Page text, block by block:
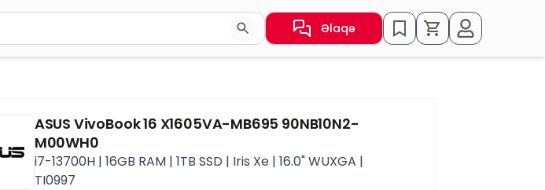
üçün Enter düyməsini basın və ya nəticələr arasında keçid etmək üçün ox
Əlaqə
ASUS VivoBook 16 X1605VA-MB695 90NB10N2-
M00WH0
i7-13700H | 16GB RAM | 1TB SSD | Iris Xe | 16.0" WUXGA |
TI0997